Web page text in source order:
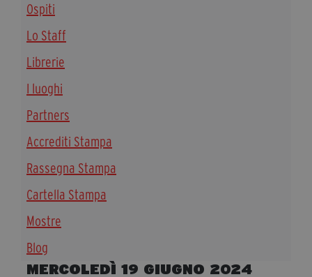
Diventa Partner
Dona
Fondazione Trame
Chi Siamo
Civico Trame
#Trameascuola
Mostra 3D - Visioni Civiche
Il Diritto di Essere
Archivio Storico
MERCOLEDÌ 19 GIUGNO 2024
Ospiti
Lo Staff
Librerie
I luoghi
Partners
Accrediti Stampa
Rassegna Stampa
Cartella Stampa
Mostre
Blog